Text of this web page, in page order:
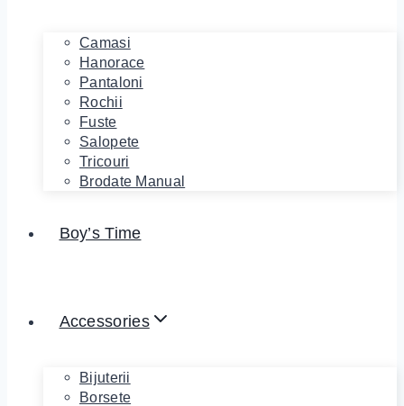
Camasi
Hanorace
Pantaloni
Rochii
Fuste
Salopete
Tricouri
Brodate Manual
Boy’s Time
Accessories
Bijuterii
Borsete